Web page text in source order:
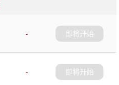
-
即将开始
-
即将开始